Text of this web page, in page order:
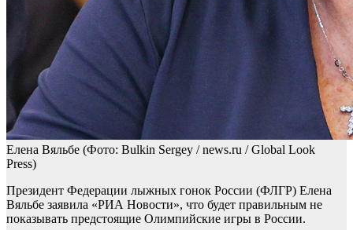
Елена Вяльбе (Фото: Bulkin Sergey / news.ru / Global Look
Press)
Президент Федерации лыжных гонок России (ФЛГР) Елена
Вяльбе заявила «РИА Новости», что будет правильным не
показывать предстоящие Олимпийские игры в России.